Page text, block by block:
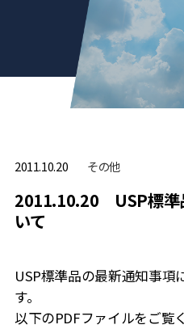
2011.10.20 その他
2011.10.20 USP標
いて
USP標準品の最新通知事項
す。
以下のPDFファイルをご覧